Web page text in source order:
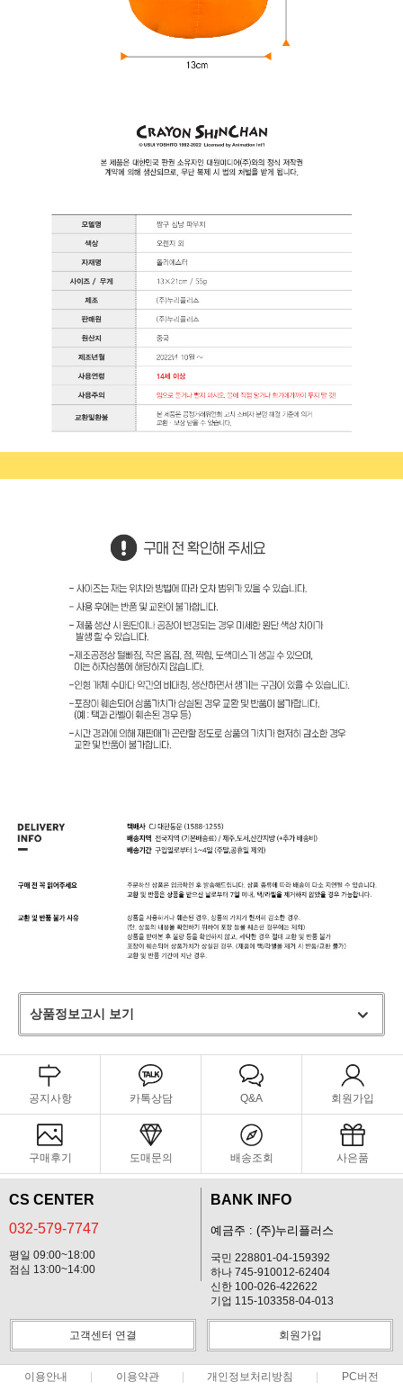
상품정보고시 보기
공지사항 카톡상담 Q&A 회원가입
구매후기 도매문의 배송조회 사은품
CS CENTER
032-579-7747
평일 09:00~18:00
점심 13:00~14:00
BANK INFO
예금주 : (주)누리플러스
국민 228801-04-159392
하나 745-910012-62404
신한 100-026-422622
기업 115-103358-04-013
고객센터 연결 회원가입
이용안내 이용약관 개인정보처리방침 PC버전